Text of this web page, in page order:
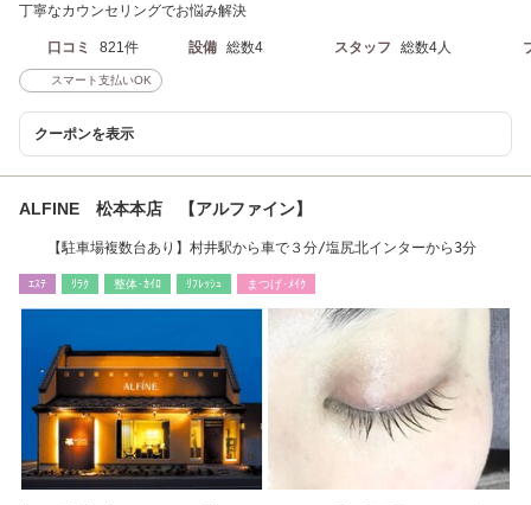
丁寧なカウンセリングでお悩み解決
口コミ 821件 設備 総数4 スタッフ 総数4人
スマート支払いOK
クーポンを表示
ALFINE 松本本店 【アルファイン】
【駐車場複数台あり】村井駅から車で３分/塩尻北インターから3分
ｴｽﾃ ﾘﾗｸ 整体･ｶｲﾛ ﾘﾌﾚｯｼｭ まつげ･ﾒｲｸ